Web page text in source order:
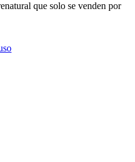
que solo se venden por